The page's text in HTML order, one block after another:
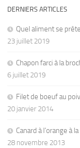
DERNIERS ARTICLES
Quel aliment se
23 juillet 2019
Chapon farci à la
6 juillet 2019
Filet de boeuf au
20 janvier 2014
Canard à l’orange à
28 novembre 2013